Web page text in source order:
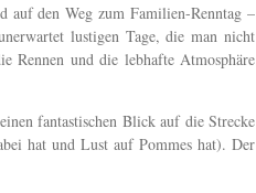
auf den Weg zum Familien-Renntag –
lustigen Tage, die man nicht
Rennen und die lebhafte Atmosphäre
fantastischen Blick auf die Strecke
hat und Lust auf Pommes hat). Der